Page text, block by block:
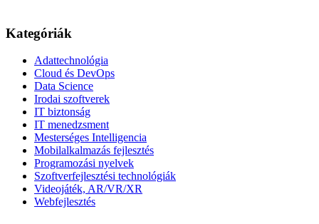
Kategóriák
Adattechnológia
Cloud és DevOps
Data Science
Irodai szoftverek
IT biztonság
IT menedzsment
Mesterséges Intelligencia
Mobilalkalmazás fejlesztés
Programozási nyelvek
Szoftverfejlesztési technológiák
Videojáték, AR/VR/XR
Webfejlesztés